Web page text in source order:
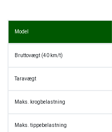
Model
Bruttovægt (40 km/t)
Taravægt
Maks. krogbelastning
Maks. tippebelastning